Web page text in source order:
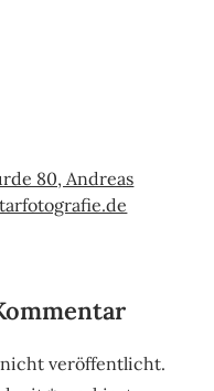
80, Andreas
veröffentlicht.